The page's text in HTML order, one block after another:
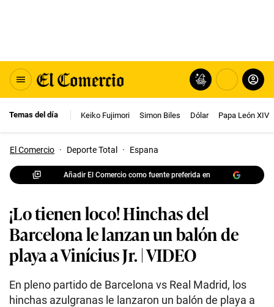
Temas del día Keiko Fujimori Simon Biles Dólar Papa León XIV
El Comercio · Deporte Total · Espana
Añadir El Comercio como fuente preferida en
¡Lo tienen loco! Hinchas del
Barcelona le lanzan un balón de
playa a Vinícius Jr. | VIDEO
En pleno partido de Barcelona vs Real Madrid, los
hinchas azulgranas le lanzaron un balón de playa a